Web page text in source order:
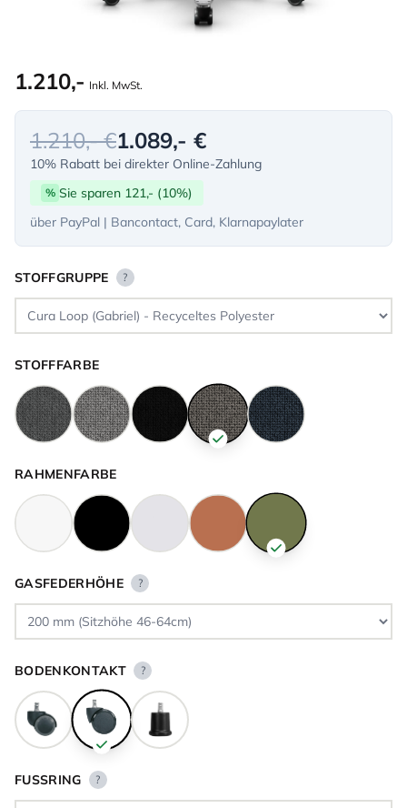
1.210,- Inkl. MwSt.
1.210,- €1.089,- €
10% Rabatt bei direkter Online-Zahlung
% Sie sparen 121,- (10%)
über PayPal | Bancontact, Card, Klarnapaylater
STOFFGRUPPE ?
STOFFFARBE
RAHMENFARBE
GASFEDERHÖHE ?
BODENKONTAKT ?
FUSSRING ?